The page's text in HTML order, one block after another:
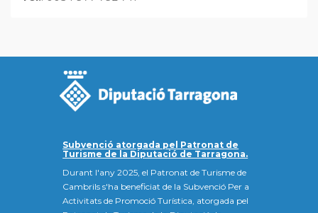
Subvenció atorgada pel Patronat de
Turisme de la Diputació de Tarragona.
Durant l'any 2025, el Patronat de Turisme de
Cambrils s'ha beneficiat de la Subvenció Per a
Activitats de Promoció Turística, atorgada pel